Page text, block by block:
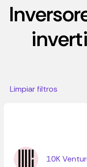
Limpiar filtros
10K